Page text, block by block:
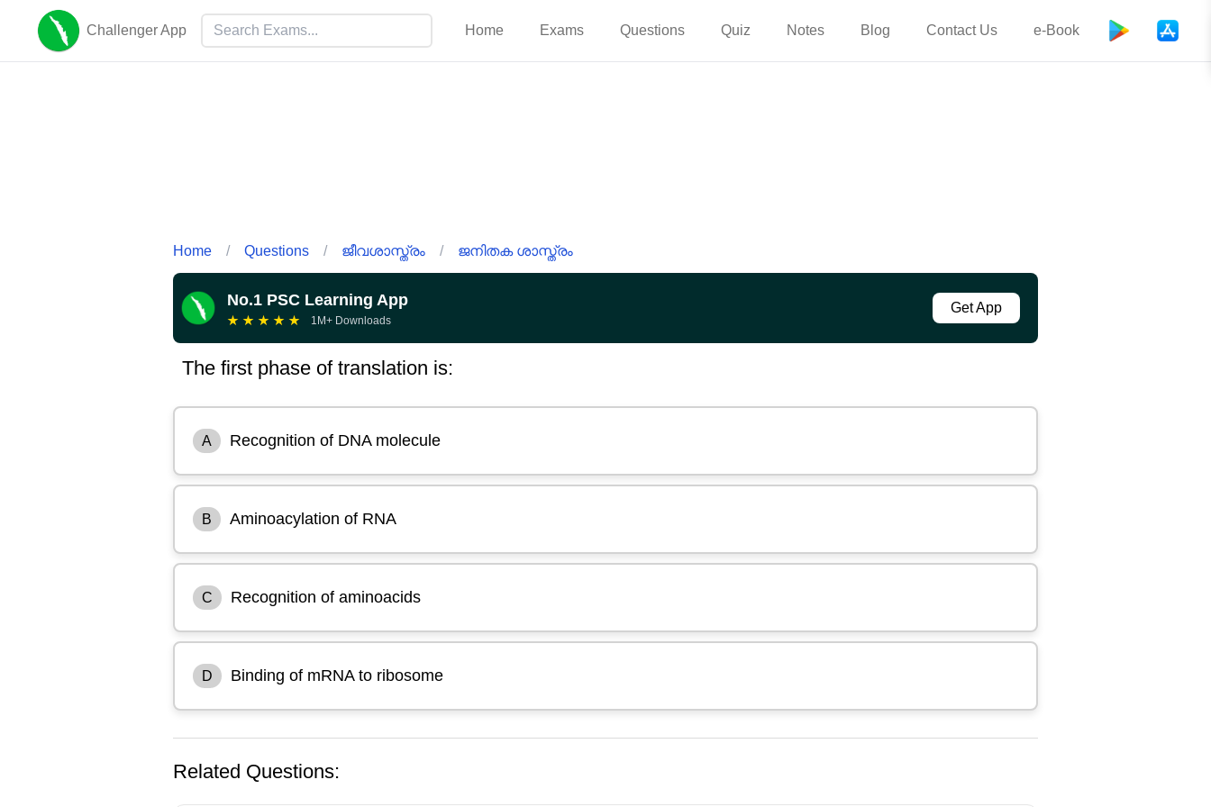
Challenger App Home Exams Questions Quiz Notes Blog Contact Us e-Book
Home / Questions / ജീവശാസ്ത്രം / ജനിതക ശാസ്ത്രം
No.1 PSC Learning App
★ ★ ★ ★ ★ 1M+ Downloads
Get App
The first phase of translation is:
A Recognition of DNA molecule
B Aminoacylation of RNA
C Recognition of aminoacids
D Binding of mRNA to ribosome
Related Questions: